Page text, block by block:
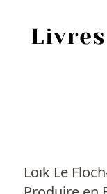
Loïk Le